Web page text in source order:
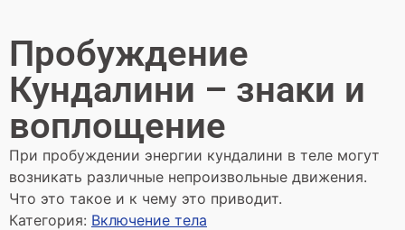
Пробуждение
Кундалини – знаки и
воплощение
При пробуждении энергии кундалини в теле могут
возникать различные непроизвольные движения.
Что это такое и к чему это приводит.
Категория: Включение тела